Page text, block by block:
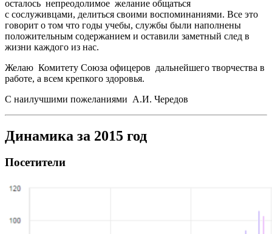
осталось непреодолимое желание общаться
с сослуживцами, делиться своими воспоминаниями. Все это
говорит о том что годы учебы, службы были наполнены
положительным содержанием и оставили заметный след в
жизни каждого из нас.
Желаю Комитету Союза офицеров дальнейшего творчества в
работе, а всем крепкого здоровья.
С наилучшими пожеланиями А.И. Чередов
Динамика за 2015 год
Посетители